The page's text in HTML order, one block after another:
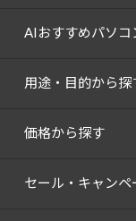
AIおすすめパソコ
用途・目的から探
価格から探す
セール・キャンペ